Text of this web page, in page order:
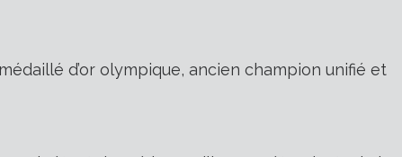
d’or olympique, ancien champion unifié et